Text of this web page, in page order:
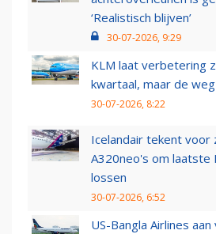
‘Realistisch blijven’
30-07-2026, 9:29
KLM laat verbetering
kwartaal, maar de
30-07-2026, 8:22
Icelandair tekent voor
A320neo's om laatste
lossen
30-07-2026, 6:52
US-Bangla Airlines